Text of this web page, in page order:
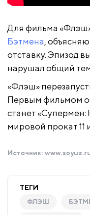
Для фильма
Бэтмена,
отставку. Эпизод
нарушал общий
«Флэш»
Первым фильмом
станет «Супермен:
мировой прокат 11
Источник:
ТЕГИ
ФЛЭШ